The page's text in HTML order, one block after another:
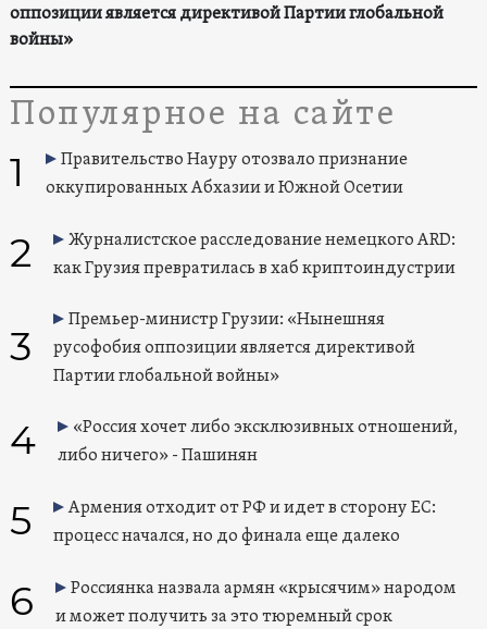
оппозиции является директивой Партии глобальной
войны»
Популярное на сайте
1
Правительство Науру отозвало признание
оккупированных Абхазии и Южной Осетии
2
Журналистское расследование немецкого ARD:
как Грузия превратилась в хаб криптоиндустрии
3
Премьер-министр Грузии: «Нынешняя
русофобия оппозиции является директивой
Партии глобальной войны»
4
«Россия хочет либо эксклюзивных отношений,
либо ничего» - Пашинян
5
Армения отходит от РФ и идет в сторону ЕС:
процесс начался, но до финала еще далеко
6
Россиянка назвала армян «крысячим» народом
и может получить за это тюремный срок